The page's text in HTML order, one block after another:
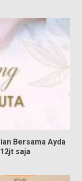
Bersama Ayda
saja